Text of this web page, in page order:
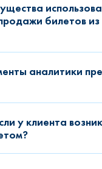
билетов
аналитики
у клиента